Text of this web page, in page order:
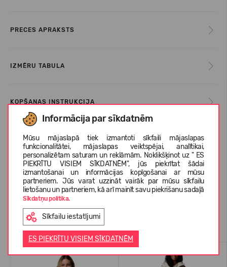
Informācija par sīkdatnēm
Mūsu mājaslapā tiek izmantoti sīkfaili mājaslapas
funkcionalitātei, mājaslapas veiktspējai, analītikai,
personalizētam saturam un reklāmām. Noklikšķinot uz " ES
PIEKRĪTU VISIEM SĪKDATNĒM", jūs piekrītat šādai
izmantošanai un informācijas kopīgošanai ar mūsu
partneriem. Jūs varat uzzināt vairāk par mūsu sīkfailu
lietošanu un partneriem, kā arī mainīt savu piekrišanu sadaļā
Sīkdatņu politika.
Sīkfailu iestatījumi
ES PIEKRĪTU VISIEM SĪKDATNĒM
PRECES APRAKSTS
IZMĒRU TABULA
KOPŠANAS INSTRUKCIJA
PAR COLUMBIA
KLIENTU ATSAUKSMES (0)
Līdzīgas preces